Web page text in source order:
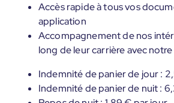
Accès rapide à tous vos
application
Accompagnement de nos
long de leur carrière avec
Indemnité de panier de jour :
Indemnité de panier de nuit :